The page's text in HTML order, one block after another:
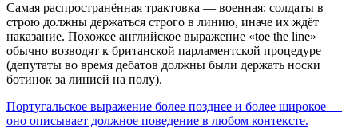
Самая распространённая трактовка — военная: солдаты в
строю должны держаться строго в линию, иначе их ждёт
наказание. Похожее английское выражение «toe the line»
обычно возводят к британской парламентской процедуре
(депутаты во время дебатов должны были держать носки
ботинок за линией на полу).
Португальское выражение более позднее и более широкое —
оно описывает должное поведение в любом контексте.